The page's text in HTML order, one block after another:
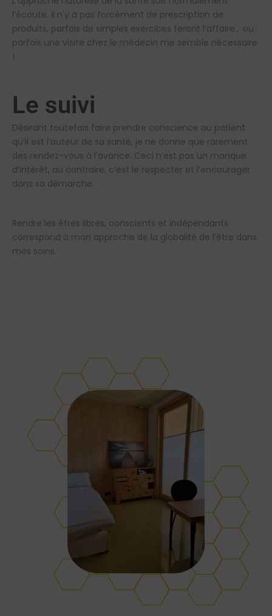
l’écoute. Il n’y a pas forcément de prescription de
produits, parfois de simples exercices feront l’affaire… ou
parfois une visite chez le médecin me semble nécessaire
!
Le suivi
Désirant toutefois faire prendre conscience au patient
qu’il est l’auteur de sa santé, je ne donne que rarement
des rendez-vous à l’avance. Ceci n’est pas un manque
d’intérêt, au contraire, c’est le respecter et l’encourager
dans sa démarche.
Rendre les êtres libres, conscients et indépendants
correspond à mon approche de la globalité de l’être dans
mes soins.